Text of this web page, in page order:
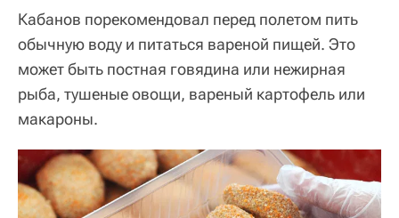
Кабанов порекомендовал перед полетом пить
обычную воду и питаться вареной пищей. Это
может быть постная говядина или нежирная
рыба, тушеные овощи, вареный картофель или
макароны.